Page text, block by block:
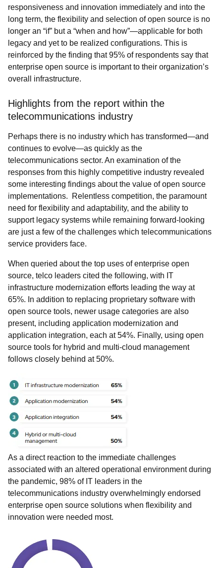
responsiveness and innovation immediately and into the
long term, the flexibility and selection of open source is no
longer an “if” but a “when and how”—applicable for both
legacy and yet to be realized configurations. This is
reinforced by the finding that 95% of respondents say that
enterprise open source is important to their organization’s
overall infrastructure.
Highlights from the report within the
telecommunications industry
Perhaps there is no industry which has transformed—and
continues to evolve—as quickly as the
telecommunications sector. An examination of the
responses from this highly competitive industry revealed
some interesting findings about the value of open source
implementations. Relentless competition, the paramount
need for flexibility and adaptability, and the ability to
support legacy systems while remaining forward-looking
are just a few of the challenges which telecommunications
service providers face.
When queried about the top uses of enterprise open
source, telco leaders cited the following, with IT
infrastructure modernization efforts leading the way at
65%. In addition to replacing proprietary software with
open source tools, newer usage categories are also
present, including application modernization and
application integration, each at 54%. Finally, using open
source tools for hybrid and multi-cloud management
follows closely behind at 50%.
As a direct reaction to the immediate challenges
associated with an altered operational environment during
the pandemic, 98% of IT leaders in the
telecommunications industry overwhelmingly endorsed
enterprise open source solutions when flexibility and
innovation were needed most.